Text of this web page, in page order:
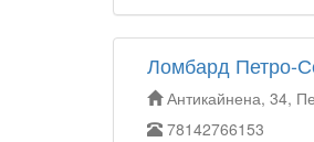
Ломбард Петро-
Антикайнена, 34,
78142766153